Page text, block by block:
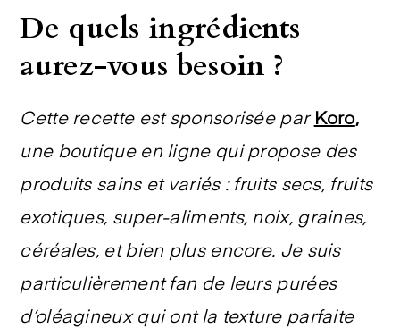
De quels ingrédients
aurez-vous besoin ?
Cette recette est sponsorisée par Koro,
une boutique en ligne qui propose des
produits sains et variés : fruits secs, fruits
exotiques, super-aliments, noix, graines,
céréales, et bien plus encore. Je suis
particulièrement fan de leurs purées
d’oléagineux qui ont la texture parfaite